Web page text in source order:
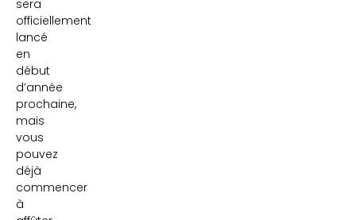
sera
officiellement
lancé
en
début
d’année
prochaine,
mais
vous
pouvez
déjà
commencer
à